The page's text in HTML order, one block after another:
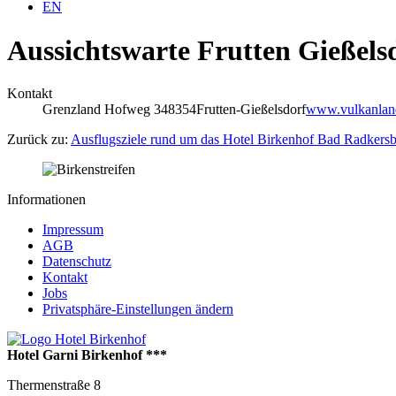
EN
Aussichtswarte Frutten
Kontakt
Grenzland Hofweg 348354Frutten-Gießelsdorf
Zurück zu: Ausflugsziele rund um das Hotel Birkenhof Bad
Informationen
Impressum
AGB
Datenschutz
Kontakt
Jobs
Privatsphäre-Einstellungen ändern
Hotel Garni Birkenhof ***
Thermenstraße 8